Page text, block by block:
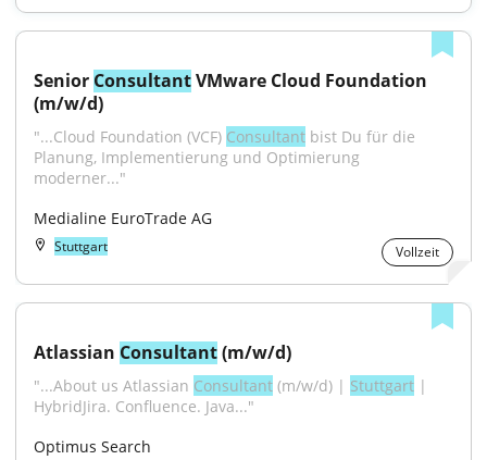
Senior Consultant VMware Cloud Foundation
(m/w/d)
"...Cloud Foundation (VCF) Consultant bist Du für die
Planung, Implementierung und Optimierung
moderner..."
Medialine EuroTrade AG
Stuttgart Vollzeit
Atlassian Consultant (m/w/d)
"...About us Atlassian Consultant (m/w/d) | Stuttgart |
HybridJira. Confluence. Java..."
Optimus Search